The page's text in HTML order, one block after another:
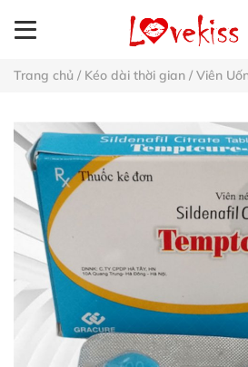
Trang chủ / Kéo dài thời gian / Viên